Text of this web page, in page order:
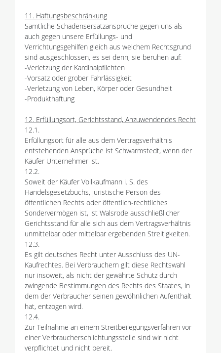
11. Haftungsbeschränkung
Sämtliche Schadensersatzansprüche gegen uns als
auch gegen unsere Erfüllungs- und
Verrichtungsgehilfen gleich aus welchem Rechtsgrund
sind ausgeschlossen, es sei denn, sie beruhen auf:
-Verletzung der Kardinalpflichten
-Vorsatz oder grober Fahrlässigkeit
-Verletzung von Leben, Körper oder Gesundheit
-Produkthaftung
12. Erfüllungsort, Gerichtsstand, Anzuwendendes Recht
12.1.
Erfüllungsort für alle aus dem Vertragsverhältnis
entstehenden Ansprüche ist Schwarmstedt, wenn der
Käufer Unternehmer ist.
12.2.
Soweit der Käufer Vollkaufmann i. S. des
Handelsgesetzbuchs, juristische Person des
öffentlichen Rechts oder öffentlich-rechtliches
Sondervermögen ist, ist Walsrode ausschließlicher
Gerichtsstand für alle sich aus dem Vertragsverhältnis
unmittelbar oder mittelbar ergebenden Streitigkeiten.
12.3.
Es gilt deutsches Recht unter Ausschluss des UN-
Kaufrechtes. Bei Verbrauchern gilt diese Rechtswahl
nur insoweit, als nicht der gewährte Schutz durch
zwingende Bestimmungen des Rechts des Staates, in
dem der Verbraucher seinen gewöhnlichen Aufenthalt
hat, entzogen wird.
12.4.
Zur Teilnahme an einem Streitbeilegungsverfahren vor
einer Verbraucherschlichtungsstelle sind wir nicht
verpflichtet und nicht bereit.